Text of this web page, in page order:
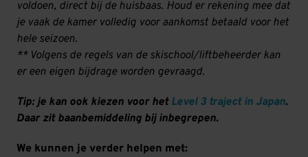
voldoen, direct bij de huisbaas. Houd er rekening mee dat
je vaak de kamer volledig voor aankomst betaald voor het
hele seizoen.
** Volgens de regels van de skischool/liftbeheerder kan
er een eigen bijdrage worden gevraagd.
Tip: je kan ook kiezen voor het Level 3 traject in Japan.
Daar zit baanbemiddeling bij inbegrepen.
We kunnen je verder helpen met: